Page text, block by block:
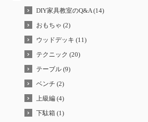
DIY家具教室のQ&A (14)
おもちゃ (2)
ウッドデッキ (11)
テクニック (20)
テーブル (9)
ベンチ (2)
上級編 (4)
下駄箱 (1)